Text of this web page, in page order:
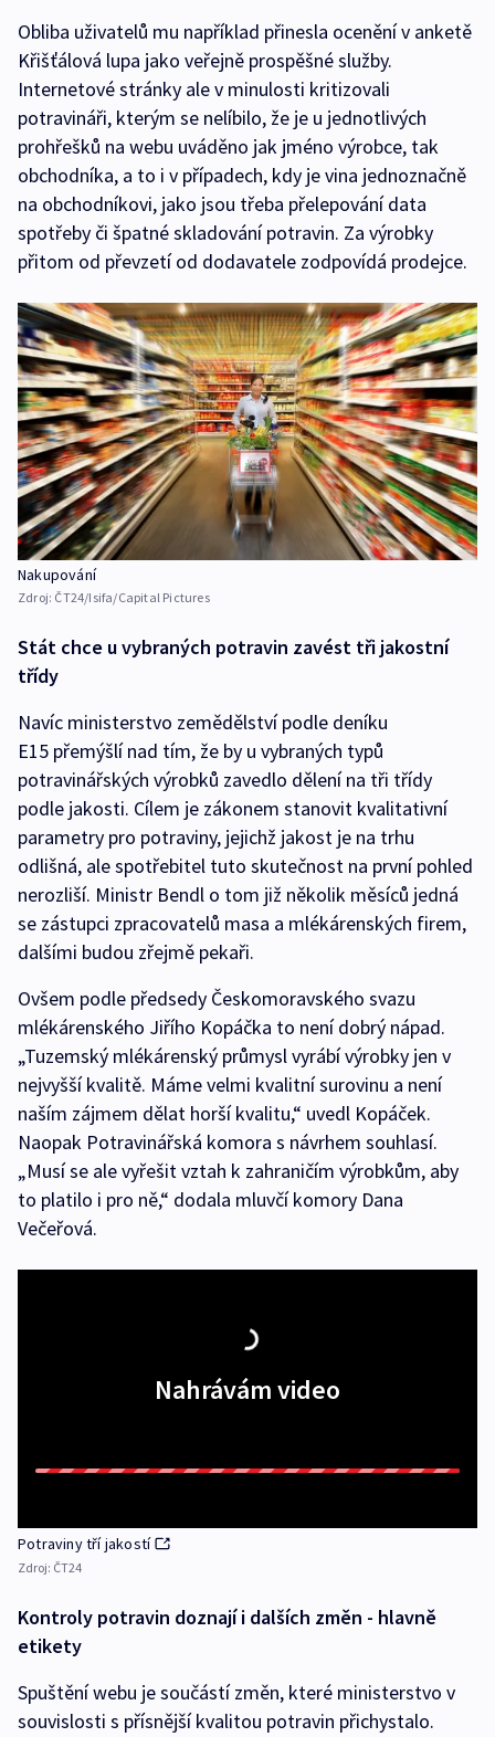
Obliba uživatelů mu například přinesla ocenění v anketě
Křišťálová lupa jako veřejně prospěšné služby.
Internetové stránky ale v minulosti kritizovali
potravináři, kterým se nelíbilo, že je u jednotlivých
prohřešků na webu uváděno jak jméno výrobce, tak
obchodníka, a to i v případech, kdy je vina jednoznačně
na obchodníkovi, jako jsou třeba přelepování data
spotřeby či špatné skladování potravin. Za výrobky
přitom od převzetí od dodavatele zodpovídá prodejce.
Nakupování
Zdroj: ČT24/Isifa/Capital Pictures
Stát chce u vybraných potravin zavést tři jakostní
třídy
Navíc ministerstvo zemědělství podle deníku
E15 přemýšlí nad tím, že by u vybraných typů
potravinářských výrobků zavedlo dělení na tři třídy
podle jakosti. Cílem je zákonem stanovit kvalitativní
parametry pro potraviny, jejichž jakost je na trhu
odlišná, ale spotřebitel tuto skutečnost na první pohled
nerozliší. Ministr Bendl o tom již několik měsíců jedná
se zástupci zpracovatelů masa a mlékárenských firem,
dalšími budou zřejmě pekaři.
Ovšem podle předsedy Českomoravského svazu
mlékárenského Jiřího Kopáčka to není dobrý nápad.
„Tuzemský mlékárenský průmysl vyrábí výrobky jen v
nejvyšší kvalitě. Máme velmi kvalitní surovinu a není
naším zájmem dělat horší kvalitu,“ uvedl Kopáček.
Naopak Potravinářská komora s návrhem souhlasí.
„Musí se ale vyřešit vztah k zahraničím výrobkům, aby
to platilo i pro ně,“ dodala mluvčí komory Dana
Večeřová.
Nahrávám video
Potraviny tří jakostí
Zdroj: ČT24
Kontroly potravin doznají i dalších změn - hlavně
etikety
Spuštění webu je součástí změn, které ministerstvo v
souvislosti s přísnější kvalitou potravin přichystalo.